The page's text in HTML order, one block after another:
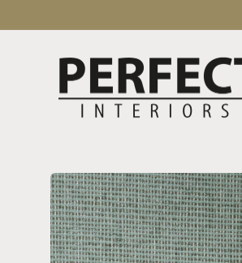
Zu
Produktinformationen
springen